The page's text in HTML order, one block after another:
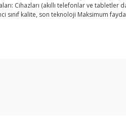
Cihazları (akıllı telefonlar ve tabletler
kalite, son teknoloji Maksimum